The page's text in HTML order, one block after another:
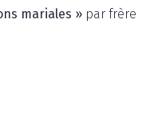
mariales » par frère